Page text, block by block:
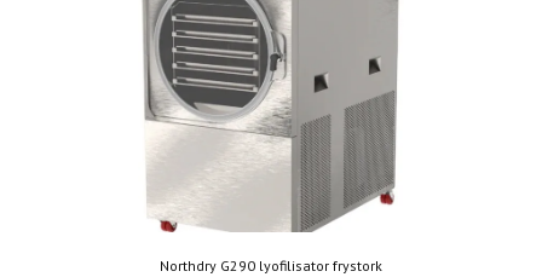
Northdry G290 lyofilisator frystork